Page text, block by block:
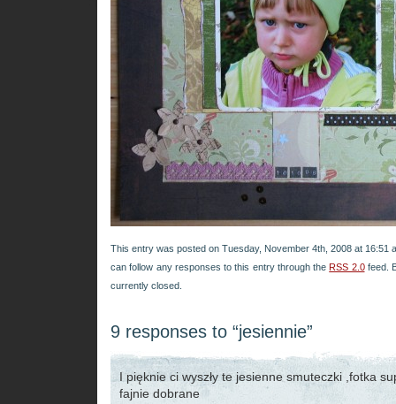
This entry was posted on Tuesday, November 4th, 2008 at 16:51
can follow any responses to this entry through the RSS 2.0feed.
currently closed.
9 responses to “jesiennie”
I pięknie ci wyszły te jesienne smuteczki ,fotka
fajnie dobrane